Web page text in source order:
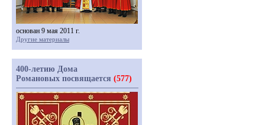
основан 9 мая 2011 г.
Другие материалы
400-летию Дома
Романовых посвящается (577)